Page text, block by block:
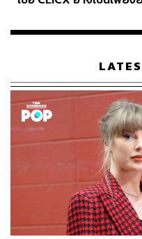
นักวิเคราะห์ระบุว่าส่วนห
อย่างจริงจัง และเลี่ยงการ
ภาวะล้มละลายครั้งที่ 2 ด้ว
เรือนไทยที่ถูกซุกไว้